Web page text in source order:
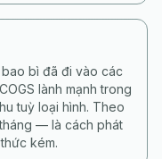
bì đã đi vào các
lành mạnh trong
tuỳ loại hình. Theo
— là cách phát
kém.